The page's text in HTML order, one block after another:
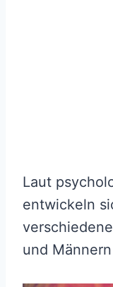
Laut
entwickeln
und